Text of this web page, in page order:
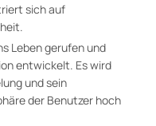
sich auf
Leben gerufen und
entwickelt. Es wird
und sein
der Benutzer hoch